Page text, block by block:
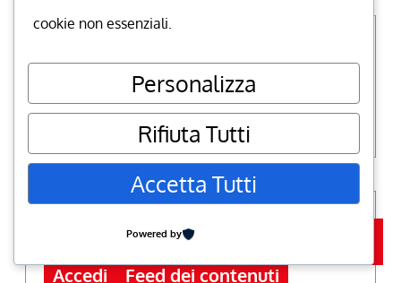
Search
Accedi Feed dei contenuti
cookie non essenziali.
Personalizza
Rifiuta Tutti
Accetta Tutti
Powered by